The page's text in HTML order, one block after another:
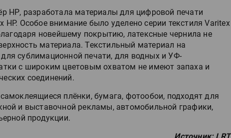
НР, разработала материалы для цифровой печати
Особое внимание было уделено серии текстиля Varitex
новейшему покрытию, латексные чернила не
материала. Текстильный материал на
сублимационной печати, для водных и УФ-
с широким цветовым охватом не имеют запаха и
соединений.
плёнки, бумага, фотообои, подходят для
и выставочной рекламы, автомобильной графики,
продукции.
Color Lava
поставщиками и новыми
решениями для брендов
Kairos выпускает станцию
смешения красок Ada Color Lava